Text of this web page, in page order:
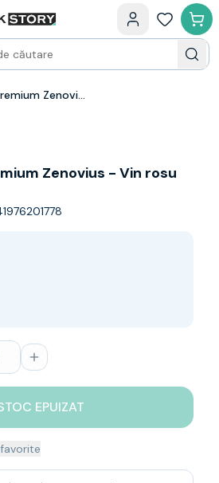
Budureasca Premium Zenovius - Vin rosu sec 0.75l
Zenovius - Vin rosu
EPUIZAT